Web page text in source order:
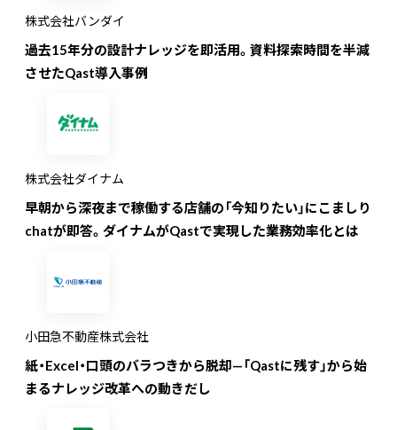
株式会社バンダイ
過去15年分の設計ナレッジを即活用。資料探索時間を半減
させたQast導入事例
株式会社ダイナム
早朝から深夜まで稼働する店舗の「今知りたい」にこましり
chatが即答。ダイナムがQastで実現した業務効率化とは
小田急不動産株式会社
紙・Excel・口頭のバラつきから脱却—「Qastに残す」から始
まるナレッジ改革への動きだし